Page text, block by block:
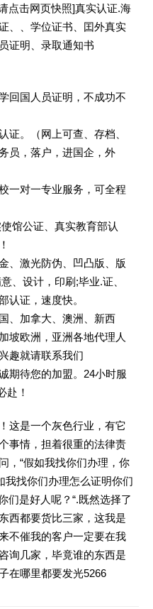
点击网页快照]真实认证.海
、、学位证书、囯外真实
证明、录取通知书
回国人员证明，不成功不
。（网上可查、存档、
员，落户，进国企，外
一对一专业服务，可全程
馆公证、真实教育部认
、激光防伪、凹凸版、版
、设计，印刷;毕业.证、
认证，速度快。
、加拿大、澳洲、新西
坡欧洲，亚洲各地代理人
趣就请联系我们
期待您的加盟。24小时服
赴！
这是一个灰色行业，有它
事情，担着很重的法律责
，“假如我找你们办理，你
我找你们办理怎么证明你们
们是好人呢？“.既然选择了
西都要货比三家，这我是
不催我的客户一定要在我
询几家，毕竟谁的东西是
在哪里都要发光5266